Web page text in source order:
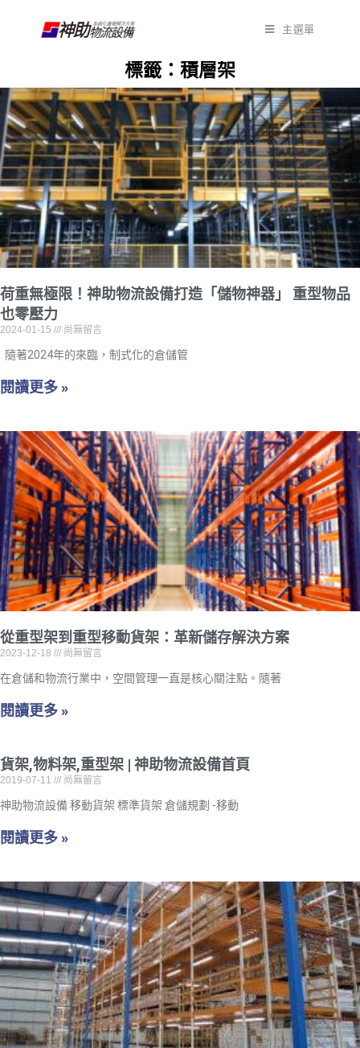
主選單
標籤：積層架
荷重無極限！神助物流設備打造「儲物神器」 重型物品
也零壓力
2024-01-15 尚無留言
隨著2024年的來臨，制式化的倉儲管
閱讀更多 »
從重型架到重型移動貨架：革新儲存解決方案
2023-12-18 尚無留言
在倉儲和物流行業中，空間管理一直是核心關注點。隨著
閱讀更多 »
貨架,物料架,重型架 | 神助物流設備首頁
2019-07-11 尚無留言
神助物流設備 移動貨架 標準貨架 倉儲規劃 -移動
閱讀更多 »